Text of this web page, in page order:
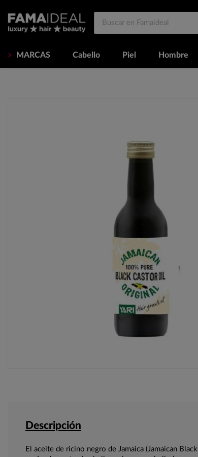
MARCAS Cabello Piel Hombre
Descripción
El aceite de ricino negro de Jamaica (Jamaican